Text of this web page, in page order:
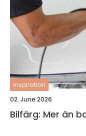
inspiration
02. June 2026
Bilfärg: Mer än